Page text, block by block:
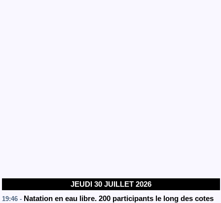
JEUDI 30 JUILLET 2026
19:46 - Natation en eau libre. 200 participants le long des cotes